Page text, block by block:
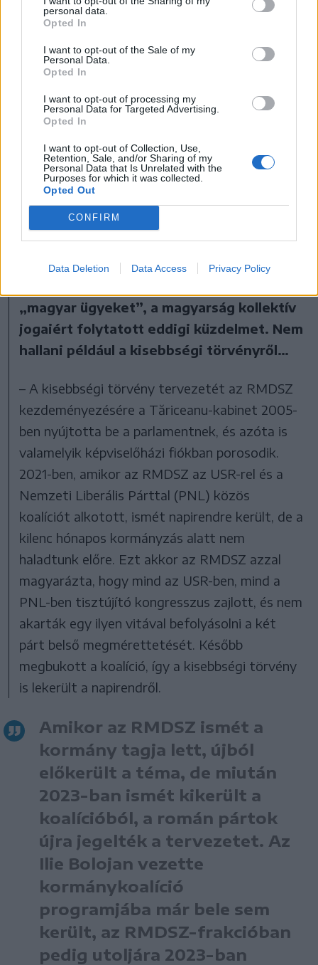
personal data.
Opted In
I want to opt-out of the Sale of my
Personal Data.
Opted In
I want to opt-out of processing my
Personal Data for Targeted Advertising.
Opted In
I want to opt-out of Collection, Use,
Retention, Sale, and/or Sharing of my
Personal Data that Is Unrelated with the
Purposes for which it was collected.
Opted Out
CONFIRM
Data Deletion Data Access Privacy Policy
a most megnövekedett adóalaphoz képest
már nem várható jóval nagyobb növekedés.
2022 óta lehetett volna fokozatosan emelni a
háttér, de nem foglalkoztak vele, így most
hidegzuhanyként érte az embereket az
adóemelés.
A magyarság
autonómiatörekvése háttérba
szorult
– A megszorításokról szóló koalíciós
„magyar ügyeket”, a magyarság kollektív
jogaiért folytatott eddigi küzdelmet. Nem
hallani például a kisebbségi törvényről…
– A kisebbségi törvény tervezetét az RMDSZ
kezdeményezésére a Tăriceanu-kabinet 2005-
ben nyújtotta be a parlamentnek, és azóta is
valamelyik képviselőházi fiókban porosodik.
2021-ben, amikor az RMDSZ az USR-rel és a
Nemzeti Liberális Párttal (PNL) közös
koalíciót alkotott, ismét napirendre került, de a
kilenc hónapos kormányzás alatt nem
haladtunk előre. Ezt akkor az RMDSZ azzal
magyarázta, hogy mind az USR-ben, mind a
PNL-ben tisztújító kongresszus zajlott, és nem
akarták egy ilyen vitával befolyásolni a két
párt belső megmérettetését. Később
megbukott a koalíció, így a kisebbségi törvény
is lekerült a napirendről.
Amikor az RMDSZ ismét a
kormány tagja lett, újból
előkerült a téma, de miután
2023-ban ismét kikerült a
koalícióból, a román pártok
újra jegelték a tervezetet. Az
Ilie Bolojan vezette
kormánykoalíció
programjába már bele sem
került, az RMDSZ-frakcióban
pedig utoljára 2023-ban